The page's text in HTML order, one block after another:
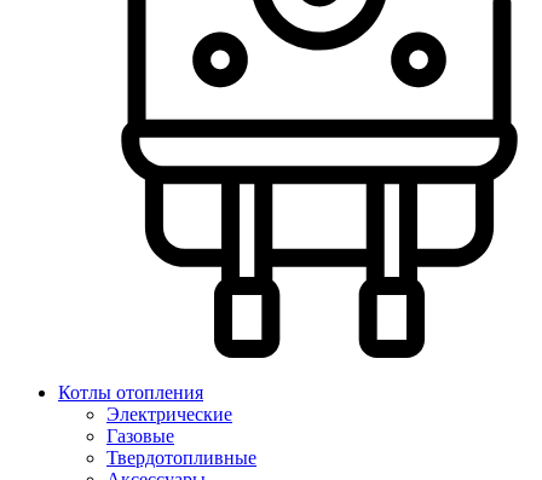
Котлы отопления
Электрические
Газовые
Твердотопливные